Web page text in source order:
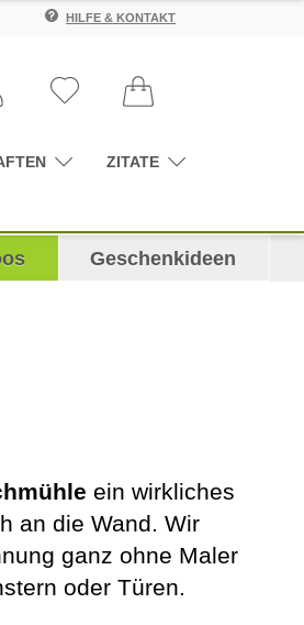
HILFE & KONTAKT
ZITATE
Geschenkideen
ein wirkliches
an die Wand. Wir
ganz ohne Maler
oder Türen.